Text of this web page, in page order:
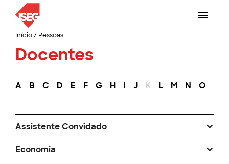
Início/ Pessoas
Docentes
A B C D E F G H I J K L M N O
Assistente Convidado
Economia